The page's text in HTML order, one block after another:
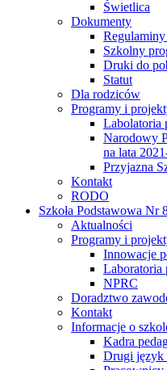
Świetlica
Dokumenty
Szkolny
Druki do
Statut
Dla rodziców
Programy i
Labolatoria
Narodowy
na lata
Przyjazna
Kontakt
RODO
Szkoła Podstawowa Nr
Aktualności
Programy i
Innowacje
Laboratoria
NPRC
Doradztwo
Kontakt
Informacje o
Kadra
Drugi język